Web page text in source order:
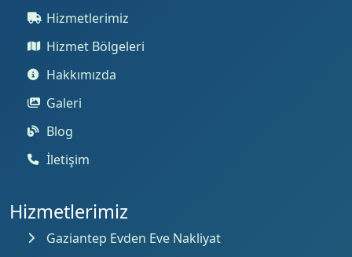
Hizmetlerimiz
Hizmet Bölgeleri
Hakkımızda
Galeri
Blog
İletişim
Hizmetlerimiz
Gaziantep Evden Eve Nakliyat